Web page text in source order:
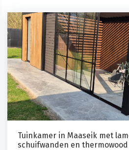
Tuinkamer in Maaseik met
schuifwanden en